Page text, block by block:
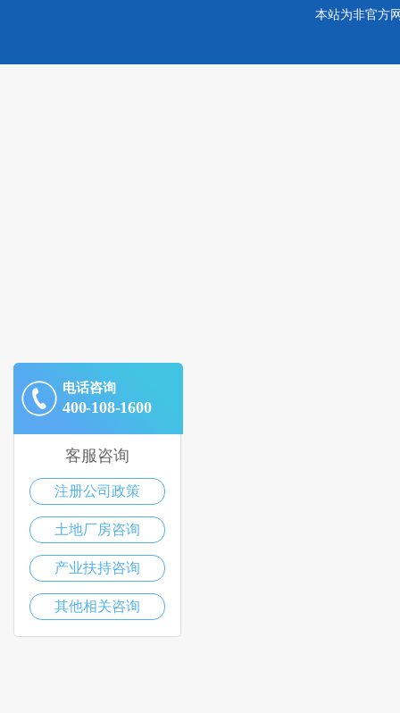
本站为非官方
电话咨询
400-108-1600
客服咨询
注册公司政策
土地厂房咨询
产业扶持咨询
其他相关咨询